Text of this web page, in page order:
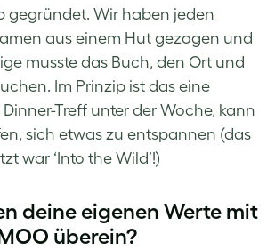
gegründet. Wir haben jeden
aus einem Hut gezogen und
musste das Buch, den Ort und
Im Prinzip ist das eine
Treff unter der Woche, kann
sich etwas zu entspannen (das
war ‘Into the Wild’!)
deine eigenen Werte mit
überein?